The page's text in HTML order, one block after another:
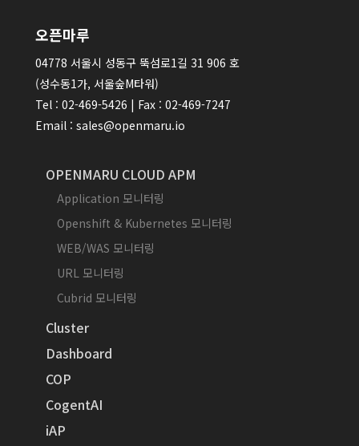
오픈마루
04778 서울시 성동구 뚝섬로1길 31 906 호
(성수동1가, 서울숲M타워)
Tel : 02-469-5426 | Fax : 02-469-7247
Email : sales@openmaru.io
OPENMARU CLOUD APM
Application 모니터링
Openshift & Kubernetes 모니터링
WEB/WAS 모니터링
URL 모니터링
Cubrid 모니터링
Cluster
Dashboard
COP
CogentAI
iAP